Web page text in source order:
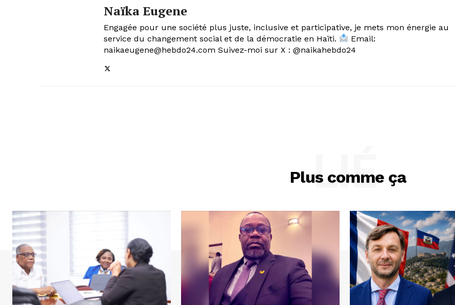
Naïka Eugene
Engagée pour une société plus juste, inclusive et participative, je mets mon énergie au
service du changement social et de la démocratie en Haïti.
Email:
naikaeugene@hebdo24.com Suivez-moi sur X : @naikahebdo24
Plus comme ça
LIÉ